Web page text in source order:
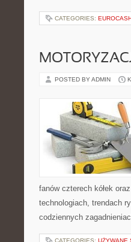
CATEGORIES:
POSTED BY ADMIN
fanów czterech kółek
technologiach, trendach
codziennych
CATEGORIES: UŻYWANE